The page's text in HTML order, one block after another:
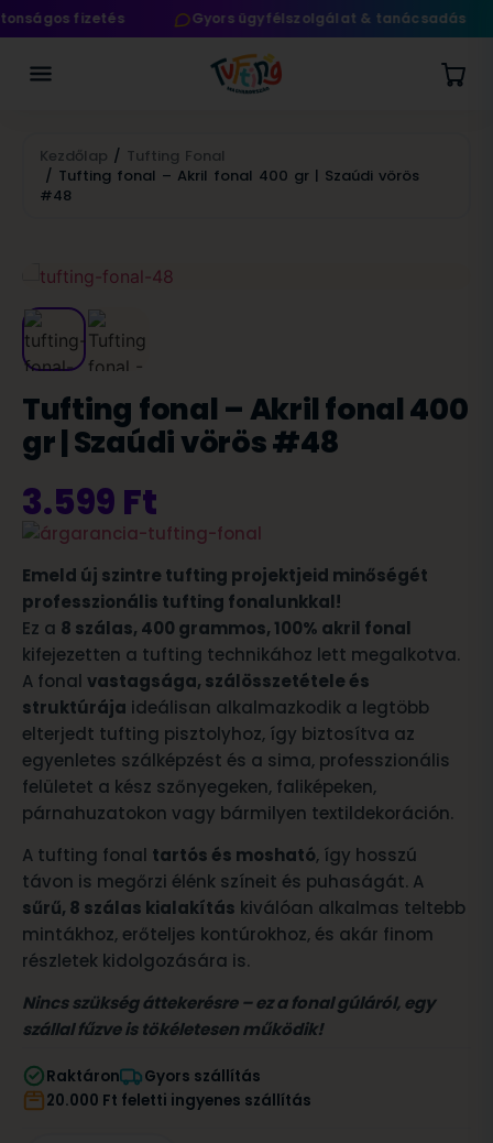
fizetés Gyors ügyfélszolgálat & tanácsadás
Kezdőlap / Tufting Fonal
/ Tufting fonal – Akril fonal 400 gr | Szaúdi vörös
#48
Tufting fonal – Akril fonal 400
gr | Szaúdi vörös #48
3.599 Ft
Emeld új szintre tufting projektjeid minőségét
professzionális tufting fonalunkkal!
Ez a 8 szálas, 400 grammos, 100% akril fonal
kifejezetten a tufting technikához lett megalkotva.
A fonal vastagsága, szálösszetétele és
struktúrája ideálisan alkalmazkodik a legtöbb
elterjedt tufting pisztolyhoz, így biztosítva az
egyenletes szálképzést és a sima, professzionális
felületet a kész szőnyegeken, faliképeken,
párnahuzatokon vagy bármilyen textildekoráción.
A tufting fonal tartós és mosható, így hosszú
távon is megőrzi élénk színeit és puhaságát. A
sűrű, 8 szálas kialakítás kiválóan alkalmas teltebb
mintákhoz, erőteljes kontúrokhoz, és akár finom
részletek kidolgozására is.
Nincs szükség áttekerésre – ez a fonal gúláról, egy
szállal fűzve is tökéletesen működik!
Raktáron
Gyors szállítás
20.000 Ft feletti ingyenes szállítás